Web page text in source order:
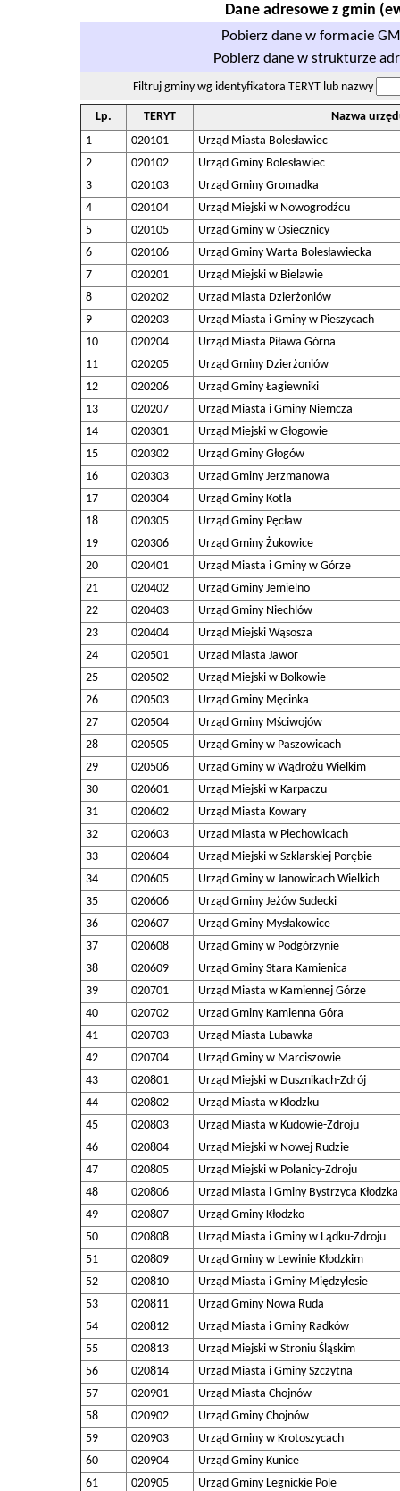
Dane adresowe z gmin
Pobierz dane w formacie
Pobierz dane w strukturze
Filtruj gminy wg identyfikatora TERYT lub nazwy
Lp. TERYT
Nazwa
1
020101
Urząd Miasta Bolesławiec
2
020102
Urząd Gminy Bolesławiec
3
020103
Urząd Gminy Gromadka
4
020104
Urząd Miejski w Nowogrodźcu
5
020105
Urząd Gminy w Osiecznicy
6
020106
Urząd Gminy Warta Bolesławiecka
7
020201
Urząd Miejski w Bielawie
8
020202
Urząd Miasta Dzierżoniów
9
020203
Urząd Miasta i Gminy w Pieszycach
10
020204
Urząd Miasta Piława Górna
11
020205
Urząd Gminy Dzierżoniów
12
020206
Urząd Gminy Łagiewniki
13
020207
Urząd Miasta i Gminy Niemcza
14
020301
Urząd Miejski w Głogowie
15
020302
Urząd Gminy Głogów
16
020303
Urząd Gminy Jerzmanowa
17
020304
Urząd Gminy Kotla
18
020305
Urząd Gminy Pęcław
19
020306
Urząd Gminy Żukowice
20
020401
Urząd Miasta i Gminy w Górze
21
020402
Urząd Gminy Jemielno
22
020403
Urząd Gminy Niechlów
23
020404
Urząd Miejski Wąsosza
24
020501
Urząd Miasta Jawor
25
020502
Urząd Miejski w Bolkowie
26
020503
Urząd Gminy Męcinka
27
020504
Urząd Gminy Mściwojów
28
020505
Urząd Gminy w Paszowicach
29
020506
Urząd Gminy w Wądrożu Wielkim
30
020601
Urząd Miejski w Karpaczu
31
020602
Urząd Miasta Kowary
32
020603
Urząd Miasta w Piechowicach
33
020604
Urząd Miejski w Szklarskiej Porębie
34
020605
Urząd Gminy w Janowicach Wielkich
35
020606
Urząd Gminy Jeżów Sudecki
36
020607
Urząd Gminy Mysłakowice
37
020608
Urząd Gminy w Podgórzynie
38
020609
Urząd Gminy Stara Kamienica
39
020701
Urząd Miasta w Kamiennej Górze
40
020702
Urząd Gminy Kamienna Góra
41
020703
Urząd Miasta Lubawka
42
020704
Urząd Gminy w Marciszowie
43
020801
Urząd Miejski w Dusznikach-Zdrój
44
020802
Urząd Miasta w Kłodzku
45
020803
Urząd Miasta w Kudowie-Zdroju
46
020804
Urząd Miejski w Nowej Rudzie
47
020805
Urząd Miejski w Polanicy-Zdroju
48
020806
Urząd Miasta i Gminy Bystrzyca Kłodzka
49
020807
Urząd Gminy Kłodzko
50
020808
Urząd Miasta i Gminy w Lądku-Zdroju
51
020809
Urząd Gminy w Lewinie Kłodzkim
52
020810
Urząd Miasta i Gminy Międzylesie
53
020811
Urząd Gminy Nowa Ruda
54
020812
Urząd Miasta i Gminy Radków
55
020813
Urząd Miejski w Stroniu Śląskim
56
020814
Urząd Miasta i Gminy Szczytna
57
020901
Urząd Miasta Chojnów
58
020902
Urząd Gminy Chojnów
59
020903
Urząd Gminy w Krotoszycach
60
020904
Urząd Gminy Kunice
61
020905
Urząd Gminy Legnickie Pole